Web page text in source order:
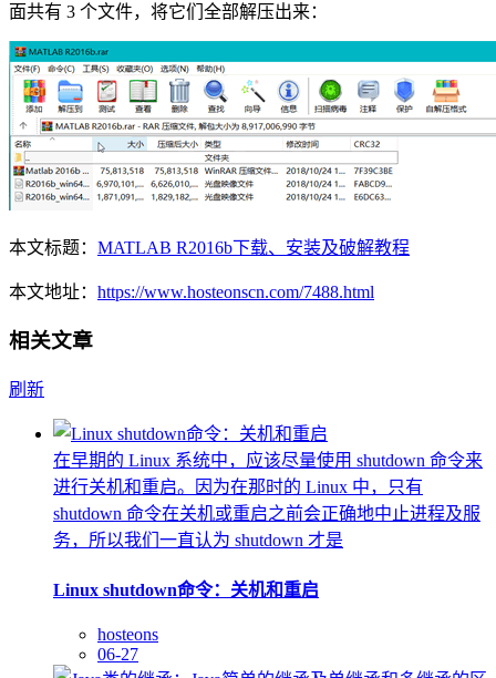
面共有 3 个文件，将它们全部解压出来：
本文标题： MATLAB R2016b下载、安装及破解教程
本文地址： https://www.hosteonscn.com/7488.html
相关文章
刷新
在早期的 Linux 系统中，应该尽量使用 shutdown 命令来
进行关机和重启。因为在那时的 Linux 中，只有
shutdown 命令在关机或重启之前会正确地中止进程及服
务，所以我们一直认为 shutdown 才是
Linux shutdown命令：关机和重启
hosteons
06-27